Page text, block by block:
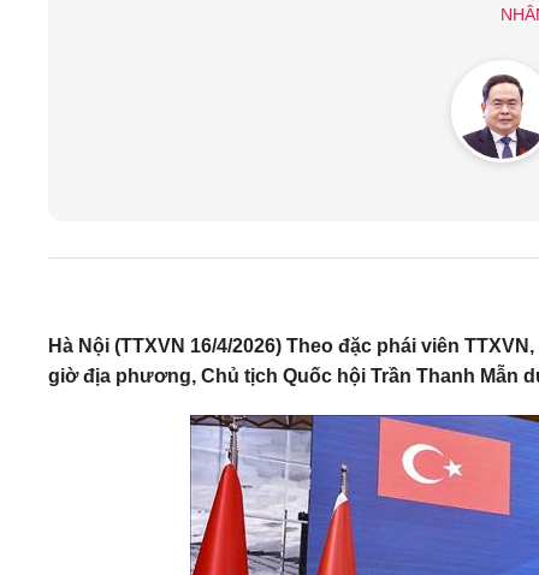
Hà Nội (TTXVN 16/4/2026) Theo đặc phái viên
giờ địa phương, Chủ tịch Quốc hội Trần Thanh Mẫn